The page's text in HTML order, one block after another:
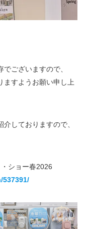
ございますので、
ますようお願い申し上
しておりますので、
ショー春2026